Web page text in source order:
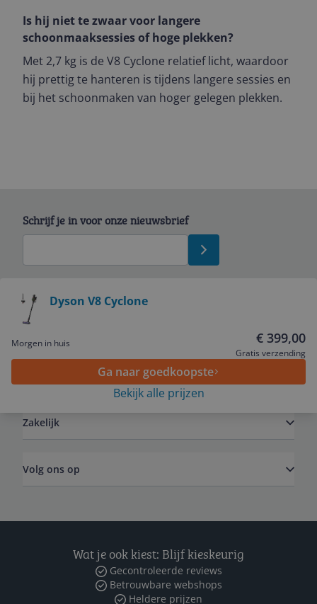
Is hij niet te zwaar voor langere
schoonmaaksessies of hoge plekken?
Met 2,7 kg is de V8 Cyclone relatief licht, waardoor
hij prettig te hanteren is tijdens langere sessies en
bij het schoonmaken van hoger gelegen plekken.
Dyson V8 Cyclone
Morgen in huis € 399,00
Gratis verzending
Ga naar goedkoopste
Bekijk alle prijzen
Schrijf je in voor onze nieuwsbrief
Service
Zakelijk
Volg ons op
Wat je ook kiest: Blijf kieskeurig
Gecontroleerde reviews
Betrouwbare webshops
Heldere prijzen